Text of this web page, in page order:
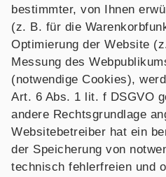
bestimmter, von Ihnen
(z. B. für die
Optimierung der Website
Messung des
(notwendige Cookies),
Art. 6 Abs. 1 lit. f DSGVO
andere Rechtsgrundlage
Websitebetreiber hat ein
der Speicherung von
technisch fehlerfreien und